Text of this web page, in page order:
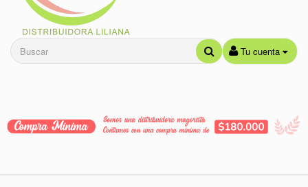
Tu cuenta